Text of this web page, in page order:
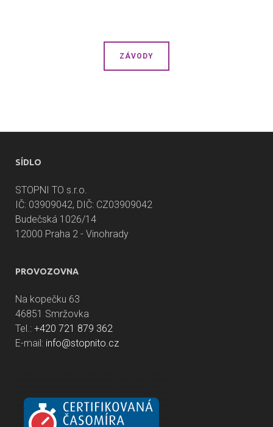
ZÁVODY
SÍDLO
STOPNI TO s.r.o.
IČ: 03909042, DIČ: CZ03909042
Budečská 1026/14
12000 Praha 2 - Vinohrady
PROVOZOVNA
Na kopečku 63
46851 Smržovka
Tel.: +420 721 879 362
E-mail: info@stopnito.cz